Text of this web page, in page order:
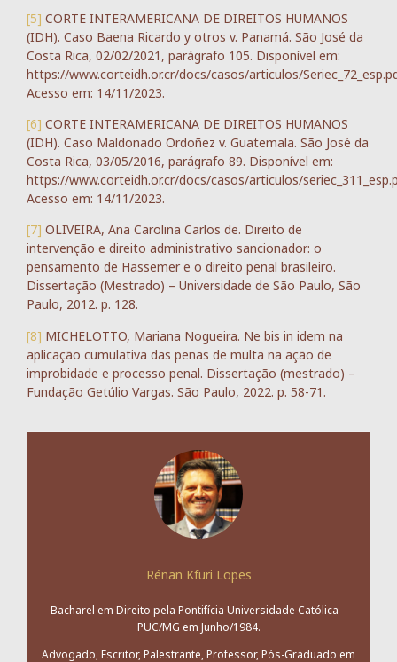
[5] CORTE INTERAMERICANA DE DIREITOS HUMANOS
(IDH). Caso Baena Ricardo y otros v. Panamá. São José da
Costa Rica, 02/02/2021, parágrafo 105. Disponível em:
https://www.corteidh.or.cr/docs/casos/articulos/
Acesso em: 14/11/2023.
[6] CORTE INTERAMERICANA DE DIREITOS HUMANOS
(IDH). Caso Maldonado Ordoñez v. Guatemala. São José da
Costa Rica, 03/05/2016, parágrafo 89. Disponível em:
https://www.corteidh.or.cr/docs/casos/articulos/
Acesso em: 14/11/2023.
[7] OLIVEIRA, Ana Carolina Carlos de. Direito de
intervenção e direito administrativo sancionador: o
pensamento de Hassemer e o direito penal brasileiro.
Dissertação (Mestrado) – Universidade de São Paulo, São
Paulo, 2012. p. 128.
[8] MICHELOTTO, Mariana Nogueira. Ne bis in idem na
aplicação cumulativa das penas de multa na ação de
improbidade e processo penal. Dissertação (mestrado) –
Fundação Getúlio Vargas. São Paulo, 2022. p. 58-71.
Rénan Kfuri Lopes
Bacharel em Direito pela Pontifícia Universidade Católica –
PUC/MG em Junho/1984.
Advogado, Escritor, Palestrante, Professor, Pós-Graduado em